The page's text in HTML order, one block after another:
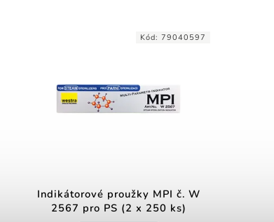
Indikátorové proužky MPI č. W
2567 pro PS (2 x 250 ks)
Kód: 79040597